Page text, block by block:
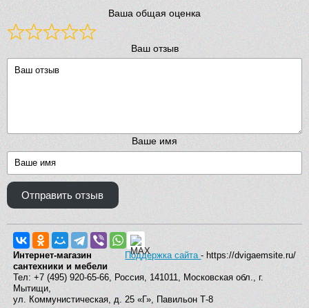
Ваша общая оценка
Ваш отзыв
Ваше имя
Отправить отзыв
Поддержка сайта- https://dvigaemsite.ru/
Интернет-магазин
сантехники и мебели
Тел: +7 (495) 920-65-66, Россия, 141011, Московская обл., г.
Мытищи,
ул. Коммунистическая, д. 25 «Г», Павильон Т-8